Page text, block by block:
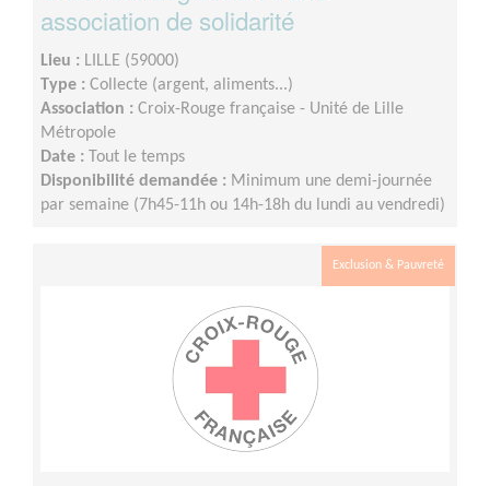
association de solidarité
Lieu : LILLE (59000)
Type : Collecte (argent, aliments...)
Association : Croix-Rouge française - Unité de Lille
Métropole
Date : Tout le temps
Disponibilité demandée : Minimum une demi-journée
par semaine (7h45-11h ou 14h-18h du lundi au vendredi)
Exclusion & Pauvreté